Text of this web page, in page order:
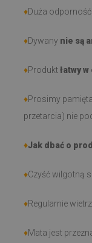
♦Duża
♦Dywany nie są
♦Produktłatwy
♦Prosimy
przetarcia) nie
♦Jak dbać o
♦Czyść wilgotną
♦Regularnie
♦Mata jest